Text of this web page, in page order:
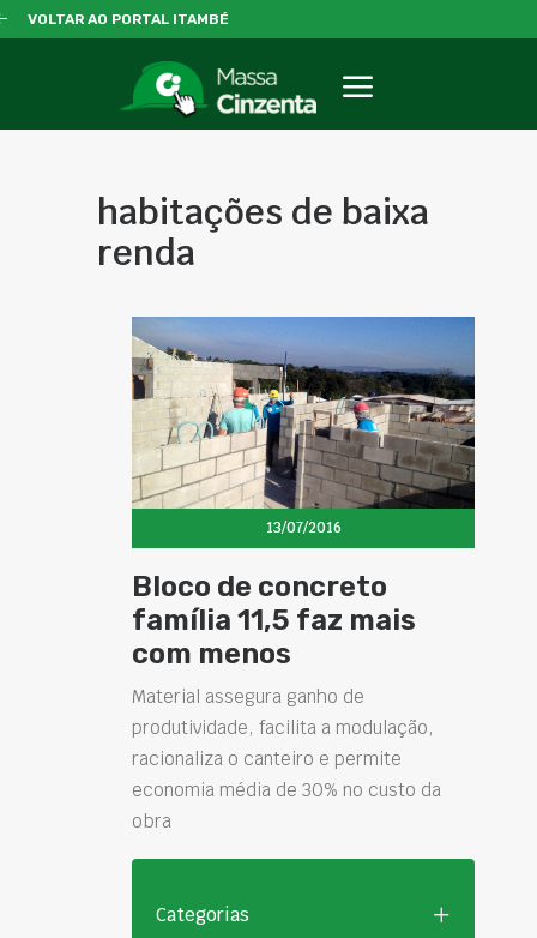
VOLTAR AO PORTAL ITAMBÉ
habitações de baixa
renda
13/07/2016
Bloco de concreto
família 11,5 faz mais
com menos
Material assegura ganho de
produtividade, facilita a modulação,
racionaliza o canteiro e permite
economia média de 30% no custo da
obra
Categorias